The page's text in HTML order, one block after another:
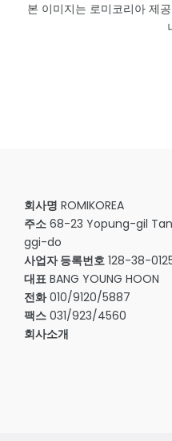
본 이미지는 로미코리아 제
회사명 ROMIKOREA
주소 68-23 Yopung-gil
ggi-do
사업자 등록번호 128-38-
대표 BANG YOUNG HOON
전화010/9120/5887
팩스 031/923/4560
회사소개